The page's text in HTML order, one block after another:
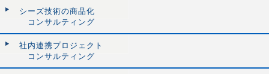
シーズ技術の商品化
コンサルティング
社内連携プロジェクト
コンサルティング